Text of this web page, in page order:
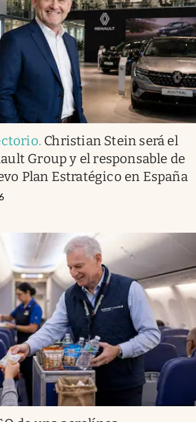
. Christian Stein será el
Group y el responsable de
Plan Estratégico en España